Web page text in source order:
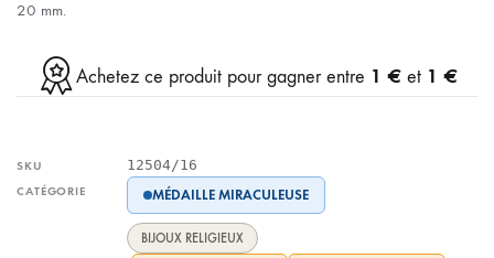
20 mm.
Achetez ce produit pour gagner entre 1 € et 1 €
SKU 12504/16
CATÉGORIE MÉDAILLE MIRACULEUSE
BIJOUX RELIGIEUX